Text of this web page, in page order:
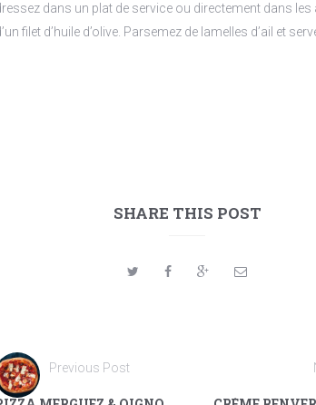
dans un plat de service ou directement dans
filet d’huile d’olive. Parsemez de lamelles d’ail et
SHARE THIS POST
Previous Post